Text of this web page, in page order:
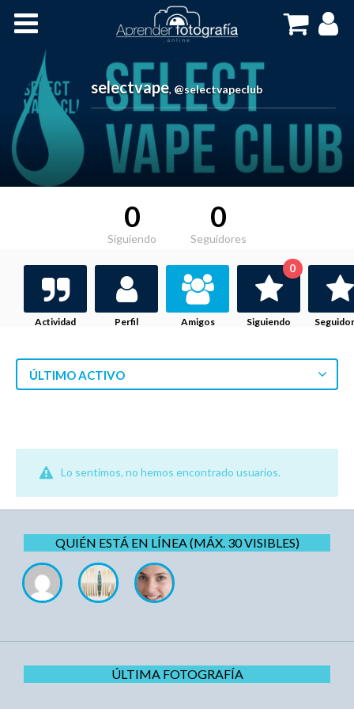
Cursos OnLine
selectvape, @selectvapeclub
0
Siguiendo
0
Seguidores
Actividad Perfil Amigos Siguiendo
0
ÚLTIMO ACTIVO
Lo sentimos, no hemos encontrado usuarios.
QUIÉN ESTÁ EN LÍNEA (MÁX. 30 VISIBLES)
ÚLTIMA FOTOGRAFÍA